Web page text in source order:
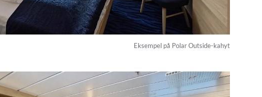
Eksempel på Polar Outside-kahyt